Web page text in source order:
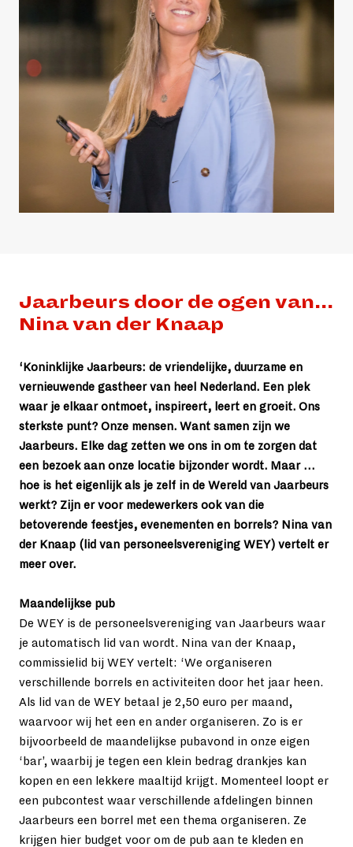
Jaarbeurs door de ogen van...
Nina van der Knaap
‘Koninklijke Jaarbeurs: de vriendelijke, duurzame en
vernieuwende gastheer van heel Nederland. Een plek
waar je elkaar ontmoet, inspireert, leert en groeit. Ons
sterkste punt? Onze mensen. Want samen zijn we
Jaarbeurs. Elke dag zetten we ons in om te zorgen dat
een bezoek aan onze locatie bijzonder wordt. Maar …
hoe is het eigenlijk als je zelf in de Wereld van Jaarbeurs
werkt? Zijn er voor medewerkers ook van die
betoverende feestjes, evenementen en borrels? Nina van
der Knaap (lid van personeelsvereniging WEY) vertelt er
meer over.
Maandelijkse pub
De WEY is de personeelsvereniging van Jaarbeurs waar
je automatisch lid van wordt. Nina van der Knaap,
commissielid bij WEY vertelt: ‘We organiseren
verschillende borrels en activiteiten door het jaar heen.
Als lid van de WEY betaal je 2,50 euro per maand,
waarvoor wij het een en ander organiseren. Zo is er
bijvoorbeeld de maandelijkse pubavond in onze eigen
‘bar’, waarbij je tegen een klein bedrag drankjes kan
kopen en een lekkere maaltijd krijgt. Momenteel loopt er
een pubcontest waar verschillende afdelingen binnen
Jaarbeurs een borrel met een thema organiseren. Ze
krijgen hier budget voor om de pub aan te kleden en